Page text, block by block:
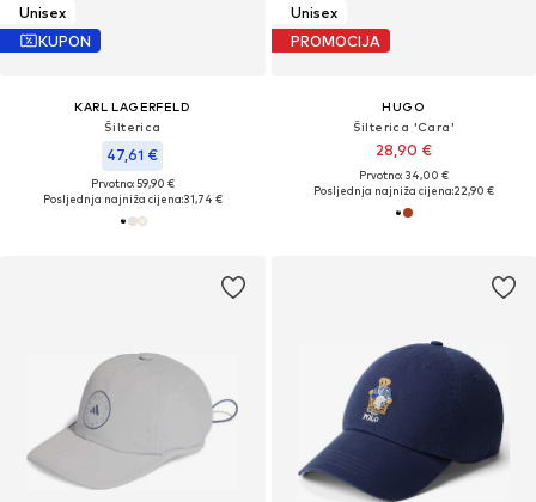
Unisex
KUPON
KARL LAGERFELD
Šilterica
47,61 €
Prvotno: 59,90 €
Posljednja najniža cijena:31,74 €
Unisex
PROMOCIJA
HUGO
Šilterica 'Cara'
28,90 €
Prvotno: 34,00 €
Posljednja najniža cijena:22,90 €